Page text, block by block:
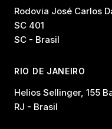
Rodovia José Carlos
SC 401
SC - Brasil
RIO DE JANEIRO
Helios Sellinger, 155
RJ - Brasil